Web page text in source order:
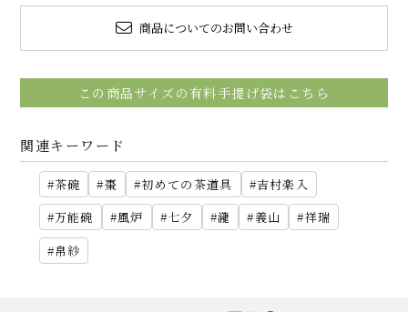
商品についてのお問い合わせ
この商品サイズの有料手提げ袋はこちら
関連キーワード
茶碗 棗 初めての茶道具
吉村楽入
万能碗
風炉 七夕 瀧 義山
祥瑞
帛紗